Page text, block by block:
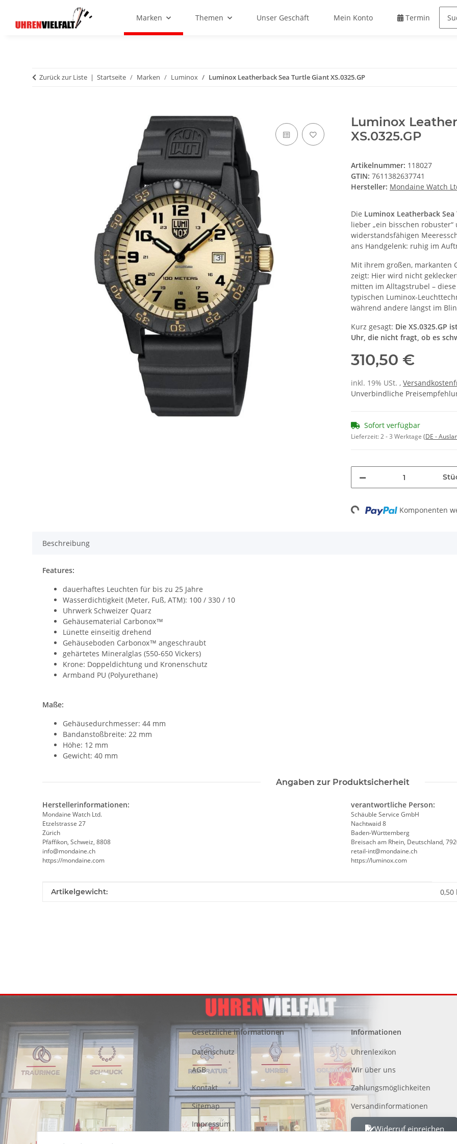
Marken Themen Unser Geschäft Mein Konto Termin
Zurück zur Liste Startseite Marken Luminox Luminox Leatherback Sea Turtle Giant XS.0325.GP
Luminox
XS.0325.GP
Artikelnummer: 118027
GTIN: 7611382637741
Hersteller: Mondaine Watch
Die Luminox Leatherback Sea
lieber „ein bisschen
widerstandsfähigen
ans Handgelenk: ruhig im
Mit ihrem großen, markanten
zeigt: Hier wird nicht
mitten im Alltagstrubel –
typischen Luminox-
während andere längst im
Kurz gesagt: Die XS.0325.GP
Uhr, die nicht fragt, ob es
310,50 €
inkl. 19% USt. ,
Unverbindliche
Sofort verfügbar
Lieferzeit:2 - 3 Werktage (DE -
Loading... Komponenten
Beschreibung
Features:
dauerhaftes Leuchten für bis zu 25 Jahre
Wasserdichtigkeit (Meter, Fuß, ATM): 100 / 330 / 10
Uhrwerk Schweizer Quarz
Gehäusematerial Carbonox™
Lünette einseitig drehend
Gehäuseboden Carbonox™ angeschraubt
gehärtetes Mineralglas (550-650 Vickers)
Krone: Doppeldichtung und Kronenschutz
Armband PU (Polyurethane)
Maße:
Gehäusedurchmesser: 44 mm
Bandanstoßbreite: 22 mm
Höhe: 12 mm
Gewicht: 40 mm
Angaben zur Produktsicherheit
Herstellerinformationen:
Mondaine Watch Ltd.
Etzelstrasse 27
Zürich
Pfäffikon, Schweiz, 8808
info@mondaine.ch
https://mondaine.com
verantwortliche Person:
Schäuble Service GmbH
Nachtwaid 8
Baden-Württemberg
Breisach am Rhein, Deutschland,
retail-int@mondaine.ch
https://luminox.com
Produkteigenschaft
Wert
Artikelgewicht: 0,50
Gesetzliche Informationen
Datenschutz
AGB
Kontakt
Sitemap
Impressum
Informationen
Uhrenlexikon
Wir über uns
Zahlungsmöglichkeiten
Versandinformationen
Widerruf einreichen